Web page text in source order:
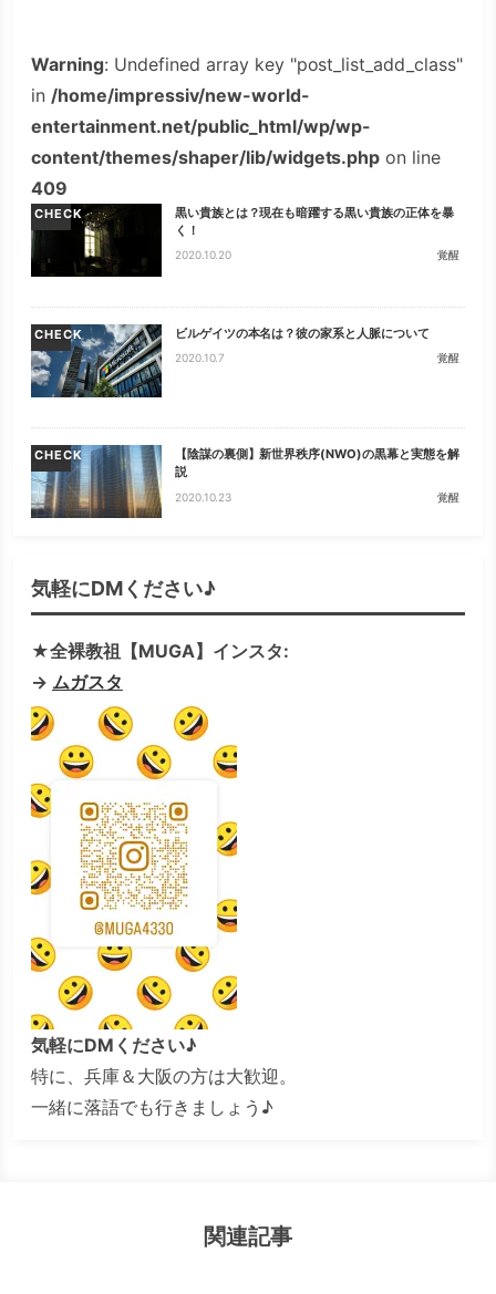
Warning: Undefined array key "post_list_add_class"
in /home/impressiv/new-world-
entertainment.net/public_html/wp/wp-
content/themes/shaper/lib/widgets.php on line
409
CHECK
黒い貴族とは？現在も暗躍する黒い貴族の正体を暴
く！
2020.10.20 覚醒
CHECK ビルゲイツの本名は？彼の家系と人脈について
2020.10.7 覚醒
CHECK
【陰謀の裏側】新世界秩序(NWO)の黒幕と実態を解
説
2020.10.23 覚醒
気軽にDMください♪
★全裸教祖【MUGA】インスタ:
→ ムガスタ
気軽にDMください♪
特に、兵庫＆大阪の方は大歓迎。
一緒に落語でも行きましょう♪
関連記事